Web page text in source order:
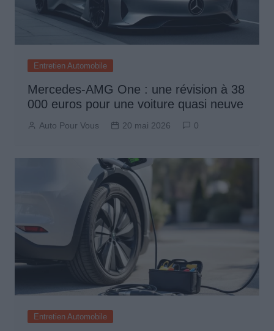
Entretien Automobile
Mercedes-AMG One : une révision à 38
000 euros pour une voiture quasi neuve
Auto Pour Vous 20 mai 2026 0
Entretien Automobile